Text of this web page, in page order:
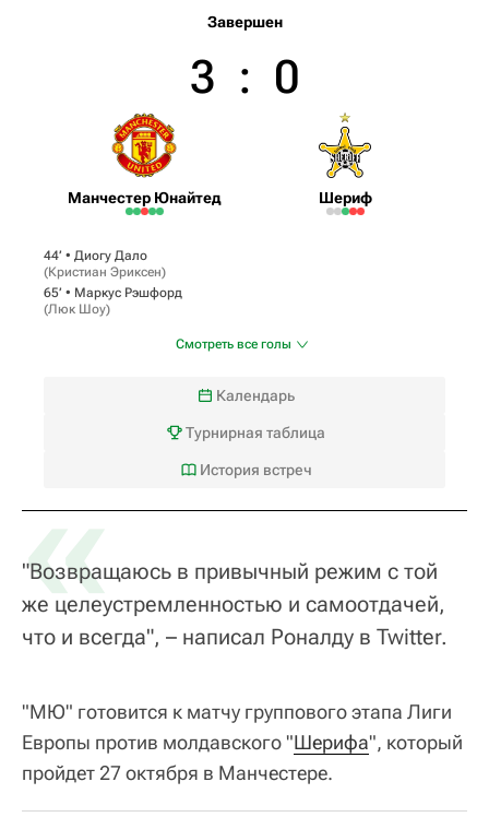
Завершен
Манчестер Юнайтед
3 : 0
Шериф
44‎’‎ • Диогу Дало
(Кристиан Эриксен)
65‎’‎ • Маркус Рэшфорд
(Люк Шоу)
Смотреть все голы
Календарь
Турнирная таблица
История встреч
«
"Возвращаюсь в привычный режим с той
же целеустремленностью и самоотдачей,
что и всегда", – написал Роналду в Twitter.
"МЮ" готовится к матчу группового этапа Лиги
Европы против молдавского "Шерифа", который
пройдет 27 октября в Манчестере.